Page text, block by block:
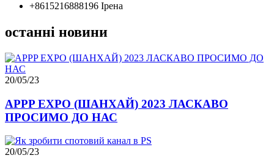
+8615216888196 Ірена
останні новини
20/05/23
APPP EXPO (ШАНХАЙ) 2023 ЛАСКАВО
ПРОСИМО ДО НАС
20/05/23